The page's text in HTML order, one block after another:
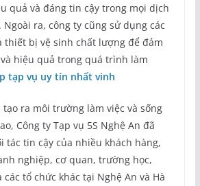
quả và đáng tin cậy trong mọi dịch
Ngoài ra, công ty cũng sử dụng các
thiết bị vệ sinh chất lượng để đảm
hiệu quả trong quá trình làm
tạp vụ uy tín nhất vinh
tạo ra môi trường làm việc và sống
Công ty Tạp vụ 5S Nghệ An đã
tác tin cậy của nhiều khách hàng,
nghiệp, cơ quan, trường học,
các tổ chức khác tại Nghệ An và Hà